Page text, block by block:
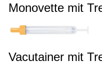
Mono­vette mit
Vacu­tai­ner mit